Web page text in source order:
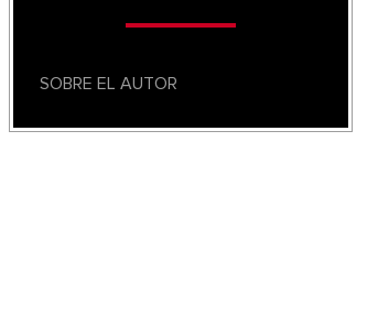
SOBRE EL AUTOR